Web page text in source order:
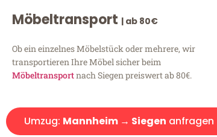
Möbeltransport | ab 80€
Ob ein einzelnes Möbelstück oder mehrere, wir
transportieren Ihre Möbel sicher beim
Möbeltransportnach Siegen preiswert ab 80€.
Umzug: Mannheim → Siegen anfragen